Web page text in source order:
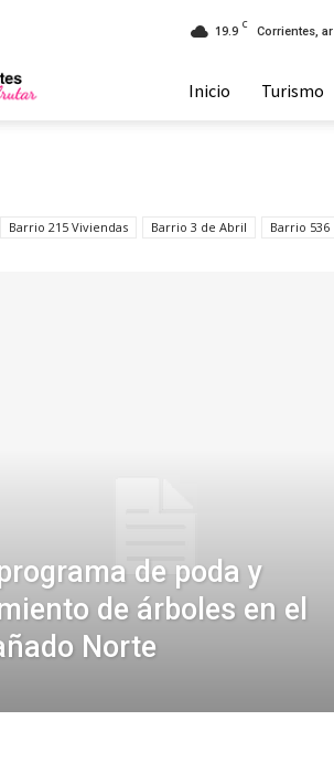
19.9 C
Corrientes, ar
Inicio Turismo
Barrio 215 Viviendas Barrio 3 de Abril Barrio 536
de poda y
de árboles en el
Norte